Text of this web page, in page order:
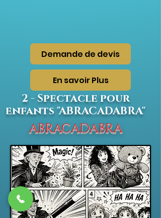
Demande de devis
En savoir Plus
2 - Spectacle pour
enfants "ABRACADABRA"
ABRACADABRA